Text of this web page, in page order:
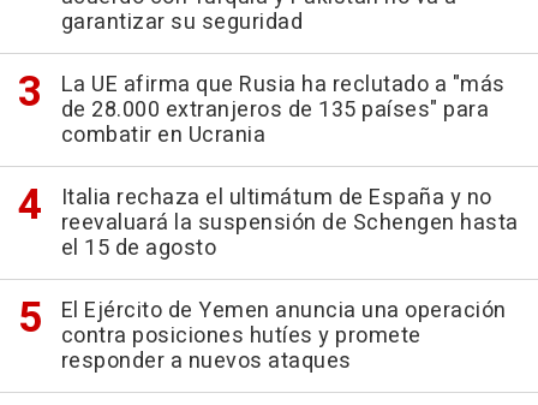
garantizar su seguridad
La UE afirma que Rusia ha reclutado a "más
de 28.000 extranjeros de 135 países" para
combatir en Ucrania
Italia rechaza el ultimátum de España y no
reevaluará la suspensión de Schengen hasta
el 15 de agosto
El Ejército de Yemen anuncia una operación
contra posiciones hutíes y promete
responder a nuevos ataques